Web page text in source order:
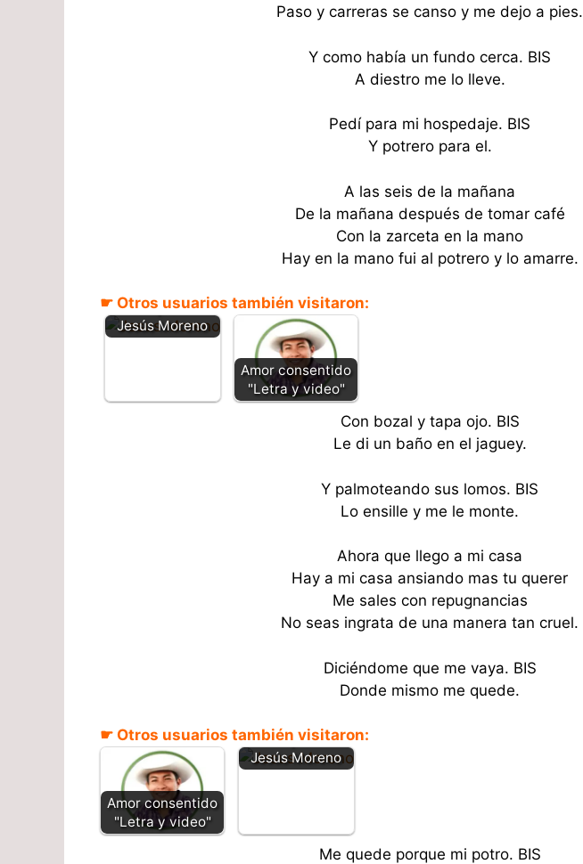
Paso y carreras se canso y me dejo a pies.
Y como había un fundo cerca. BIS
A diestro me lo lleve.
Pedí para mi hospedaje. BIS
Y potrero para el.
A las seis de la mañana
De la mañana después de tomar café
Con la zarceta en la mano
Hay en la mano fui al potrero y lo amarre.
☛ Otros usuarios también visitaron:
tranquero -
Jesús Moreno
Amor consentido
"Letra y video"
Con bozal y tapa ojo. BIS
Le di un baño en el jaguey.
Y palmoteando sus lomos. BIS
Lo ensille y me le monte.
Ahora que llego a mi casa
Hay a mi casa ansiando mas tu querer
Me sales con repugnancias
No seas ingrata de una manera tan cruel.
Diciéndome que me vaya. BIS
Donde mismo me quede.
☛ Otros usuarios también visitaron:
Amor consentido
"Letra y video"
tranquero -
Jesús Moreno
Me quede porque mi potro. BIS